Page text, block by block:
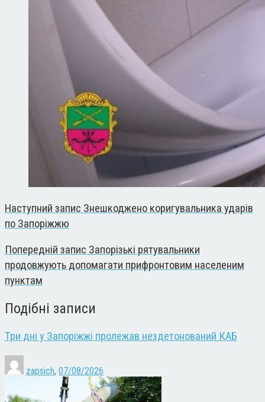
Наступний запис Знешкоджено коригувальника ударів
по Запоріжжю
Попередній запис Запорізькі рятувальники
продовжують допомагати прифронтовим населеним
пунктам
Подібні записи
Три дні у Запоріжжі пролежав нездетонований КАБ
zapsich, 07/08/2026